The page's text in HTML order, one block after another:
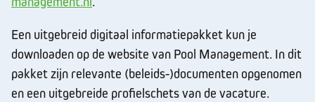
Een uitgebreid digitaal informatiepakket kun je
downloaden op de website van Pool Management. In dit
pakket zijn relevante (beleids-)documenten opgenomen
en een uitgebreide profielschets van de vacature.